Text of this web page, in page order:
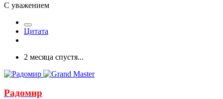
С уважением
Цитата
2 месяца спустя...
Радомир